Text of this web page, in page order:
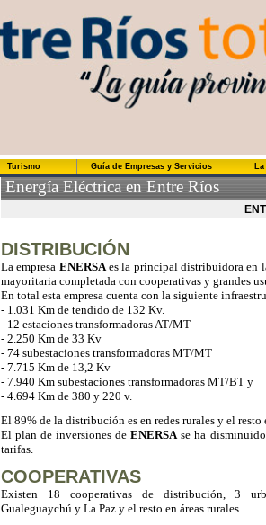
Turismo Guía de Empresas y Servicios
Energía Eléctrica en Entre Ríos
DISTRIBUCIÓN
La empresa ENERSAes la principal distribuidora en
mayoritaria completada con cooperativas y grandes
En total esta empresa cuenta con la siguiente
- 1.031 Km de tendido de 132 Kv.
- 12 estaciones transformadoras AT/MT
- 2.250 Km de 33 Kv
- 74 subestaciones transformadoras MT/MT
- 7.715 Km de 13,2 Kv
- 7.940 Km subestaciones transformadoras MT/BT y
- 4.694 Km de 380 y 220 v.
El 89% de la distribución es en redes rurales y el resto
El plan de inversiones deENERSAse ha
tarifas.
COOPERATIVAS
Existen 18 cooperativas de distribución, 3
Gualeguaychú y La Paz y el resto en áreas rurales